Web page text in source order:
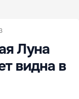
Луна
видна в